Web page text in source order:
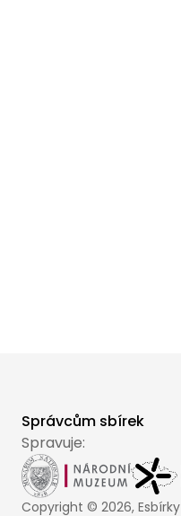
Správcům sbírek
Spravuje:
Copyright © 2026, Esbírky